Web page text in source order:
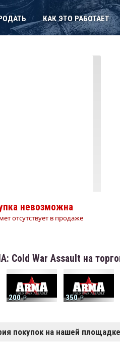
КАК ЭТО РАБОТАЕТ
невозможна
отсутствует в продаже
Cold War Assault на
200 350
покупок на нашей площадке